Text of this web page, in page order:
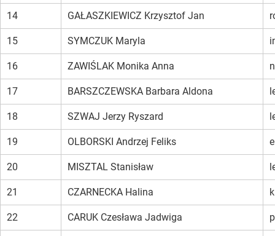
14 GAŁASZKIEWICZ Krzysztof Jan
15 SYMCZUK Maryla
16 ZAWIŚLAK Monika Anna
17 BARSZCZEWSKA Barbara Aldona
18 SZWAJ Jerzy Ryszard
19 OLBORSKI Andrzej Feliks
20 MISZTAL Stanisław
21 CZARNECKA Halina
22 CARUK Czesława Jadwiga